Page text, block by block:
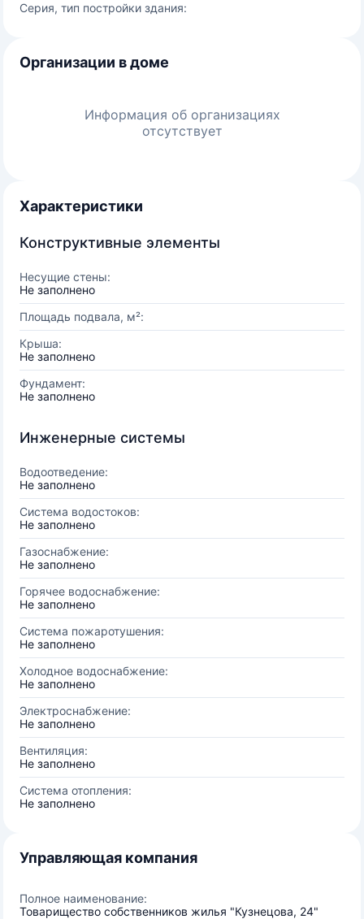
Серия, тип постройки здания:
Организации в доме
Информация об организациях
отсутствует
Характеристики
Конструктивные элементы
Несущие стены:
Не заполнено
Площадь подвала, м²:
Крыша:
Не заполнено
Фундамент:
Не заполнено
Инженерные системы
Водоотведение:
Не заполнено
Система водостоков:
Не заполнено
Газоснабжение:
Не заполнено
Горячее водоснабжение:
Не заполнено
Система пожаротушения:
Не заполнено
Холодное водоснабжение:
Не заполнено
Электроснабжение:
Не заполнено
Вентиляция:
Не заполнено
Система отопления:
Не заполнено
Управляющая компания
Полное наименование:
Товарищество собственников жилья "Кузнецова, 24"